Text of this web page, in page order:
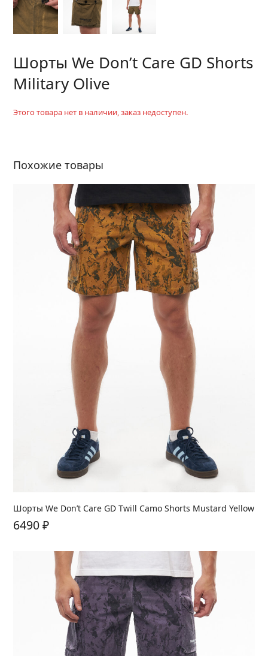
Шорты We Don’t Care GD Shorts
Military Olive
Этого товара нет в наличии, заказ недоступен.
Похожие товары
Шорты We Don’t Care GD Twill Camo Shorts Mustard Yellow
6490₽